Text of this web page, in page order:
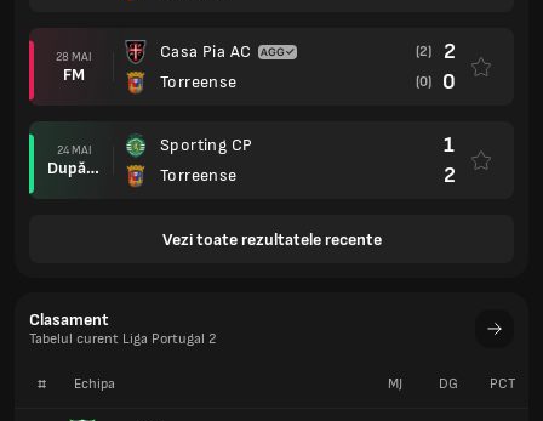
28 MAI
FM
Casa Pia AC
Torreense
(2) 2
(0) 0
24 MAI
După prel.
Sporting CP
Torreense
1
2
Vezi toate rezultatele recente
Clasament
Tabelul curent Liga Portugal 2
# Echipa MJ DG PCT